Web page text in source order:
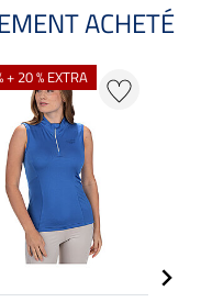
ACHETÉ
+ 20 % EXTRA